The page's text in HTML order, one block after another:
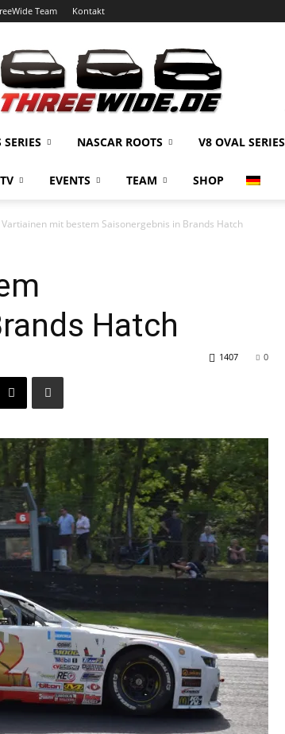
Team Kontakt
NASCAR ROOTS V8 OVAL SERIES
EVENTS TEAM SHOP
Vartiainen mit bestem Saisonergebnis in Brands Hatch
Hatch
0
1407